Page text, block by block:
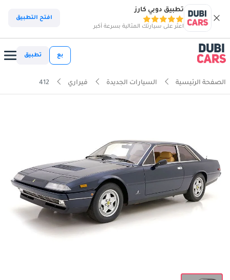
تطبيق دوبي كارز
اعثر على سيارتك المثالية بسرعة أكبر
افتح التطبيق
بع تطبيق
الصفحة الرئيسية السيارات الجديدة فيراري 412